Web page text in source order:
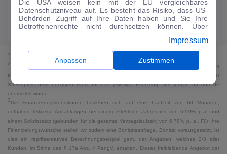
Angebot anfragen Rate anpassen
Kraftstoffverbrauch komb. 7,2 l/100 km · CO₂-Emissionen komb. 165 g/km
· CO₂-Klasse F · WLTP*
1
2 Bei dem Streichpreis handelt es sich für Neufahrzeuge und junge Gebrauchte um den
an auto.de übermittelten Listenpreis. Für alle anderen Fahrzeuge entspricht der
Streichpreis dem höchsten Preis für das jeweilige Fahrzeug, der jemals an auto.de
übermittelt wurde.
3Die Finanzierungskonditionen beziehen sich auf eine Laufzeit von 60 Monaten,
enthalten teilweise Anzahlungen bei einem effektiven Jahreszins von 6,99% p.a. und
einem Sollzinssatz (gebunden für die gesamte Vertragslaufzeit) von 6,78% p. a.. Für Ihre
Finanzierungswünsche stellen wir zudem eine Bonitätsanfrage. Bonität vorausgesetzt, ist
dies ein repräsentatives Berechnungsbeispiel gem. der Angaben, welches 2/3 aller
Kunden, im Sinne des § 17a Abs. 4 PangV, erhalten. Dieses freibleibende Angebot der
Die USA weisen kein mit der EU vergleichbares
Datenschutzniveau auf. Es besteht das Risiko, dass US-
Behörden Zugriff auf Ihre Daten haben und Sie Ihre
Betroffenenrechte nicht durchsetzen können. Über
anpassen. Dies ist auch später jederzeit im Bereich
Cookie-Richtliniemöglich. Weitere Informationen finden
Sie in unsererDatenschutzerklärung .
Impressum
Anpassen Zustimmen